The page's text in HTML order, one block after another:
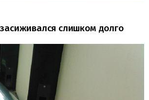
слишком долго